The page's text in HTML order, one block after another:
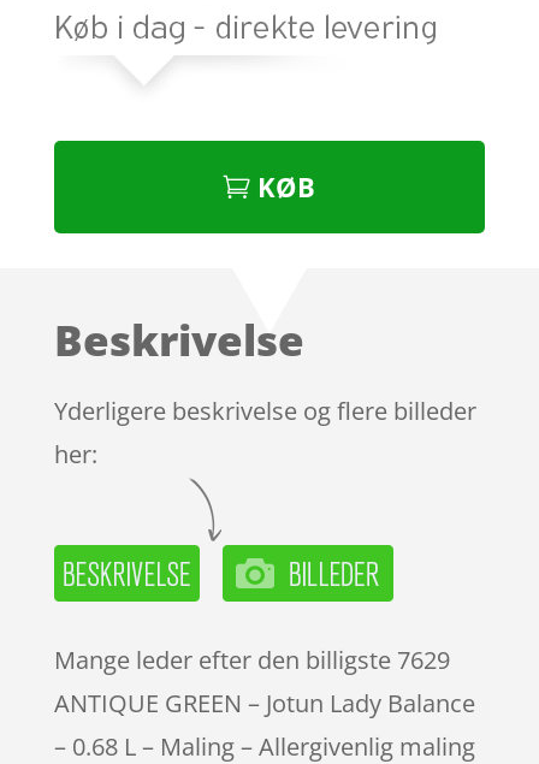
KØB
Beskrivelse
Yderligere beskrivelse og flere billeder
her:
Mange leder efter den billigste 7629
ANTIQUE GREEN – Jotun Lady Balance
– 0.68 L – Maling – Allergivenlig maling